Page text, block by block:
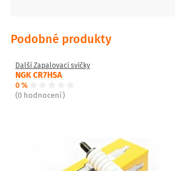
Podobné produkty
Další Zapalovací svíčky
NGK CR7HSA
0 %
(0 hodnocení)